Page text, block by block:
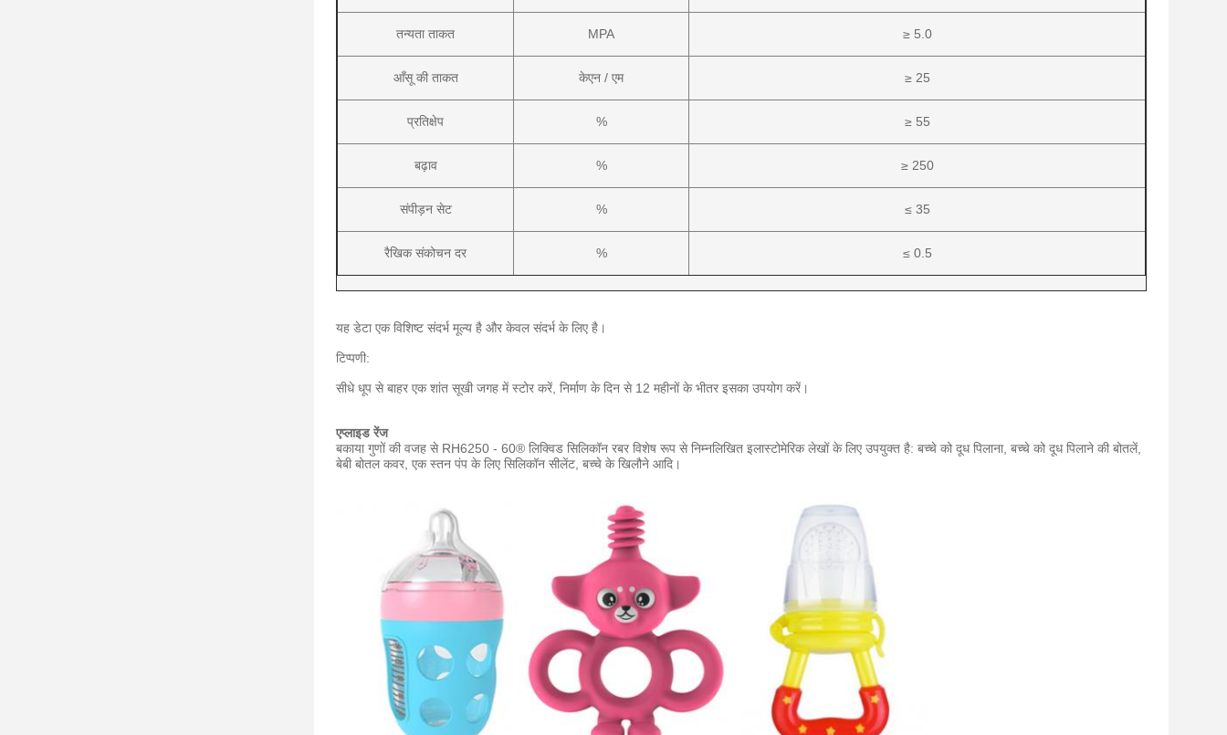
तन्यता ताकत MPA ≥ 5.0
आँसू की ताकत केएन / एम ≥ 25
प्रतिक्षेप % ≥ 55
बढ़ाव % ≥ 250
संपीड़न सेट % ≤ 35
रैखिक संकोचन दर % ≤ 0.5
यह डेटा एक विशिष्ट संदर्भ मूल्य है और केवल संदर्भ के लिए है।
टिप्पणी:
सीधे धूप से बाहर एक शांत सूखी जगह में स्टोर करें, निर्माण के दिन से 12 महीनों के भीतर इसका उपयोग करें।
एप्लाइड रेंज
बकाया गुणों की वजह से RH6250 - 60® लिक्विड सिलिकॉन रबर विशेष रूप से निम्नलिखित इलास्टोमेरिक लेखों के लिए उपयुक्त है: बच्चे को दूध पिलाना, बच्चे को दूध पिलाने की बोतलें,
बेबी बोतल कवर, एक स्तन पंप के लिए सिलिकॉन सीलेंट, बच्चे के खिलौने आदि।